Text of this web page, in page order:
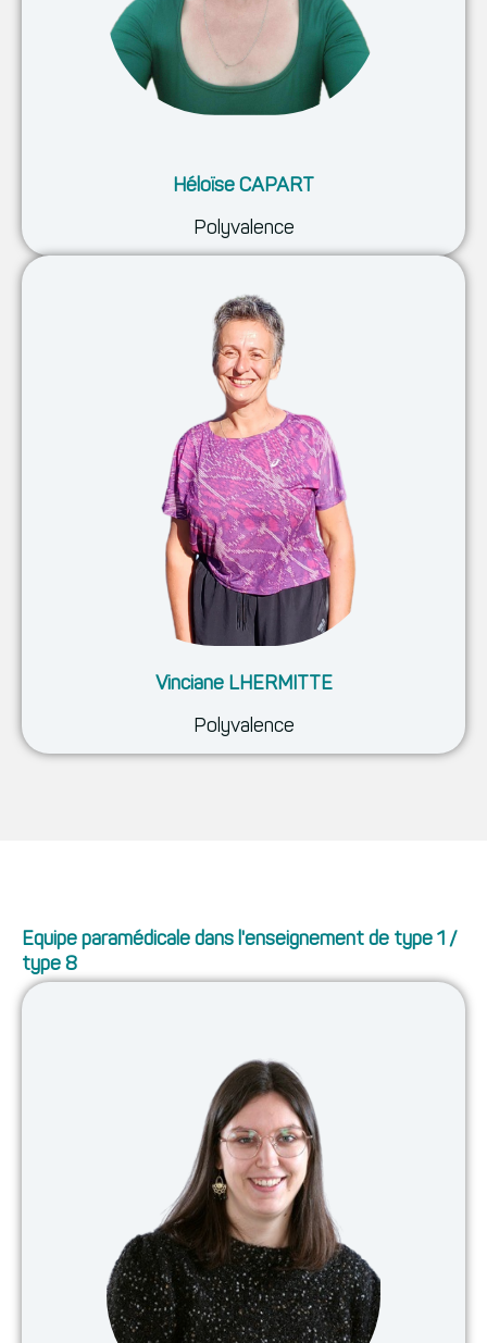
Héloïse CAPART
Polyvalence
Vinciane LHERMITTE
Polyvalence
Equipe paramédicale dans l'enseignement de type 1 /
type 8